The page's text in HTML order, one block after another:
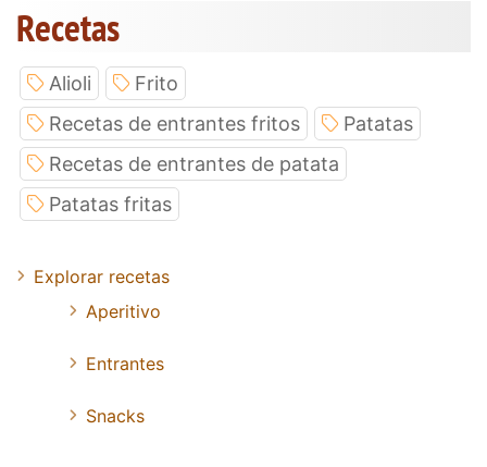
Recetas
Alioli
Frito
Recetas de entrantes fritos
Patatas
Recetas de entrantes de patata
Patatas fritas
Explorar recetas
Aperitivo
Entrantes
Snacks